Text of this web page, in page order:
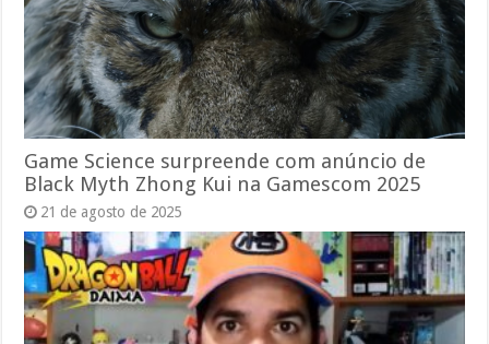
Game Science surpreende com anúncio de
Black Myth Zhong Kui na Gamescom 2025
21 de agosto de 2025